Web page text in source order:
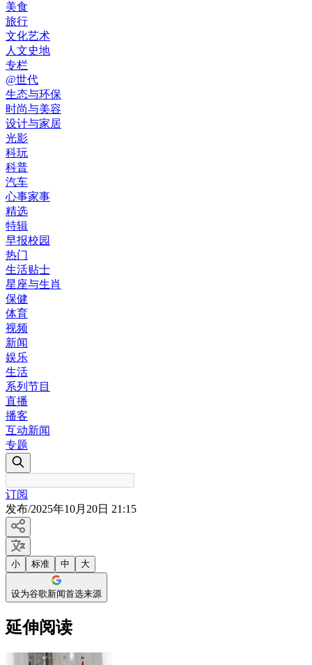
美食
旅行
文化艺术
人文史地
专栏
@世代
生态与环保
时尚与美容
设计与家居
光影
科玩
科普
汽车
心事家事
精选
特辑
早报校园
热门
生活贴士
星座与生肖
保健
体育
视频
新闻
娱乐
生活
系列节目
直播
播客
互动新闻
专题
订阅
发布/2025年10月20日 21:15
小 标准 中 大
设为谷歌新闻首选来源
延伸阅读